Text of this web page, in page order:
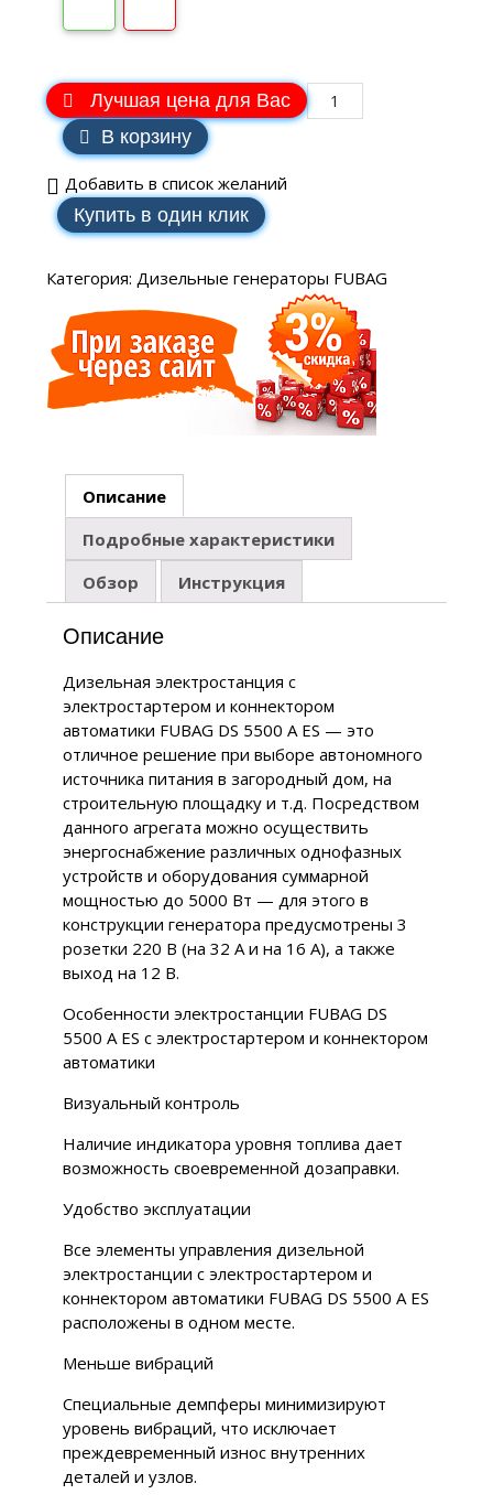
Лучшая цена для Вас
В корзину
Добавить в список желаний
Купить в один клик
Категория: Дизельные генераторы FUBAG
Описание
Подробные характеристики
Обзор
Инструкция
Описание
Дизельная электростанция с
электростартером и коннектором
автоматики FUBAG DS 5500 A ES — это
отличное решение при выборе автономного
источника питания в загородный дом, на
строительную площадку и т.д. Посредством
данного агрегата можно осуществить
энергоснабжение различных однофазных
устройств и оборудования суммарной
мощностью до 5000 Вт — для этого в
конструкции генератора предусмотрены 3
розетки 220 В (на 32 А и на 16 А), а также
выход на 12 В.
Особенности электростанции FUBAG DS
5500 A ES с электростартером и коннектором
автоматики
Визуальный контроль
Наличие индикатора уровня топлива дает
возможность своевременной дозаправки.
Удобство эксплуатации
Все элементы управления дизельной
электростанции с электростартером и
коннектором автоматики FUBAG DS 5500 A ES
расположены в одном месте.
Меньше вибраций
Специальные демпферы минимизируют
уровень вибраций, что исключает
преждевременный износ внутренних
деталей и узлов.